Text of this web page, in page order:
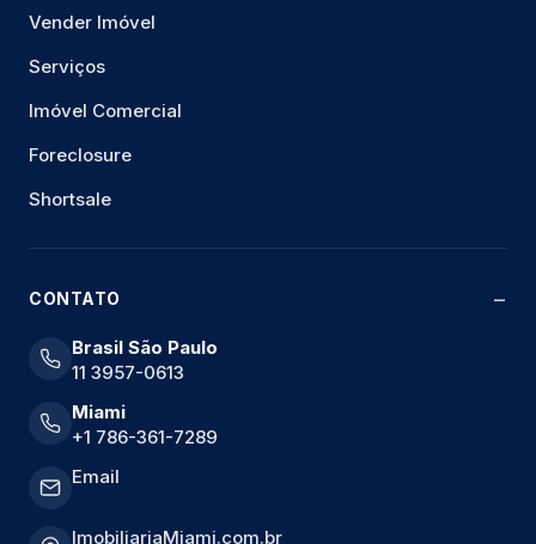
Vender Imóvel
Serviços
Imóvel Comercial
Foreclosure
Shortsale
CONTATO
Brasil São Paulo
11 3957-0613
Miami
+1 786-361-7289
Email
ImobiliariaMiami.com.br